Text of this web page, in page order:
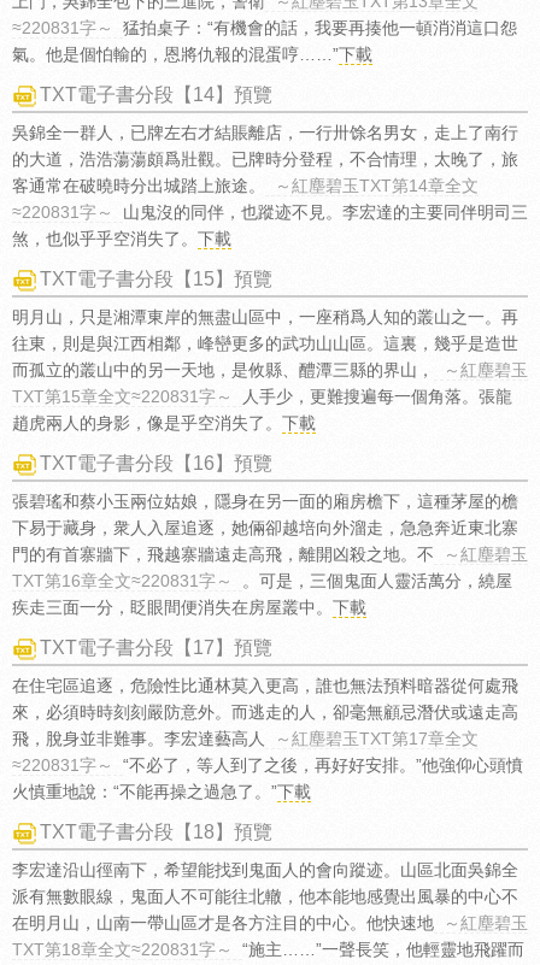
≈220831字～
猛拍桌子：“有機會的話，我要再揍他一頓消消這口怨
氣。他是個怕輸的，恩將仇報的混蛋哼……”下載
TXT電子書分段【14】預覽
吳錦全一群人，已牌左右才結賬離店，一行卅馀名男女，走上了南行
的大道，浩浩蕩蕩頗爲壯觀。已牌時分登程，不合情理，太晚了，旅
客通常在破曉時分出城踏上旅途。
～紅塵碧玉TXT第14章全文
≈220831字～
山鬼沒的同伴，也蹤迹不見。李宏達的主要同伴明司三
煞，也似乎乎空消失了。 下載
TXT電子書分段【15】預覽
明月山，只是湘潭東岸的無盡山區中，一座稍爲人知的叢山之一。再
往東，則是與江西相鄰，峰巒更多的武功山山區。這裏，幾乎是造世
而孤立的叢山中的另一天地，是攸縣、醴潭三縣的界山，
～紅塵碧玉
TXT第15章全文≈220831字～
人手少，更難搜遍每一個角落。張龍
趙虎兩人的身影，像是乎空消失了。 下載
TXT電子書分段【16】預覽
張碧瑤和蔡小玉兩位姑娘，隱身在另一面的廂房檐下，這種茅屋的檐
下易于藏身，衆人入屋追逐，她倆卻越培向外溜走，急急奔近東北寨
門的有首寨牆下，飛越寨牆遠走高飛，離開凶殺之地。不
～紅塵碧玉
TXT第16章全文≈220831字～
。可是，三個鬼面人靈活萬分，繞屋
疾走三面一分，眨眼間便消失在房屋叢中。 下載
TXT電子書分段【17】預覽
在住宅區追逐，危險性比通林莫入更高，誰也無法預料暗器從何處飛
來，必須時時刻刻嚴防意外。而逃走的人，卻毫無顧忌潛伏或遠走高
飛，脫身並非難事。李宏達藝高人
～紅塵碧玉TXT第17章全文
≈220831字～
“不必了，等人到了之後，再好好安排。”他強仰心頭憤
火慎重地說：“不能再操之過急了。”下載
TXT電子書分段【18】預覽
李宏達沿山徑南下，希望能找到鬼面人的會向蹤迹。山區北面吳錦全
派有無數眼線，鬼面人不可能往北轍，他本能地感覺出風暴的中心不
在明月山，山南一帶山區才是各方注目的中心。他快速地
～紅塵碧玉
TXT第18章全文≈220831字～
“施主……”一聲長笑，他輕靈地飛躍而